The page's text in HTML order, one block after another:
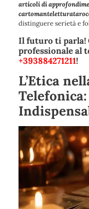
articoli di
distinguere serietà e
Il futuro ti parla!
professionale al
+393884271211!
L’Etica